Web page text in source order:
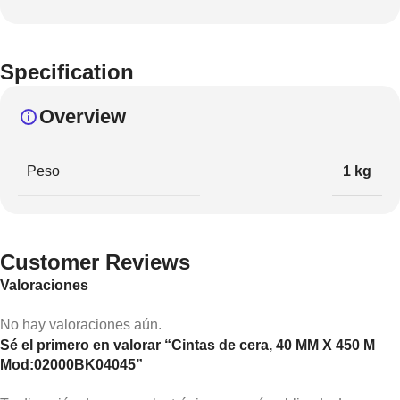
Specification
Overview
Peso 1 kg
Customer Reviews
Valoraciones
No hay valoraciones aún.
Sé el primero en valorar “Cintas de cera, 40 MM X 450 M
Mod:02000BK04045”